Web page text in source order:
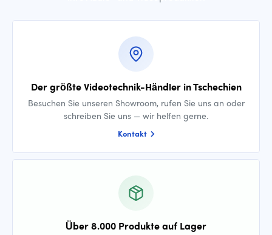
Der größte Videotechnik-Händler in Tschechien
Besuchen Sie unseren Showroom, rufen Sie uns an oder
schreiben Sie uns — wir helfen gerne.
Kontakt
Über 8.000 Produkte auf Lager